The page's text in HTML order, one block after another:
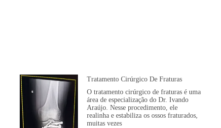
Tratamento Cirúrgico De Fraturas
O tratamento cirúrgico de fraturas é uma
área de especialização do Dr. Ivando
Araújo. Nesse procedimento, ele
realinha e estabiliza os ossos fraturados,
muitas vezes